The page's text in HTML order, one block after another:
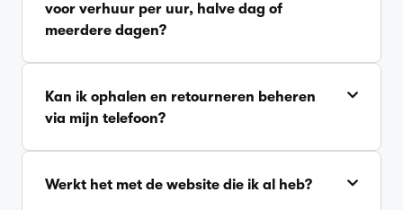
voor verhuur per uur, halve dag of
meerdere dagen?
Kan ik ophalen en retourneren beheren
via mijn telefoon?
Werkt het met de website die ik al heb?